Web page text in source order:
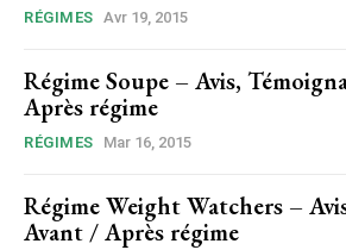
RÉGIMES Avr 19, 2015
Régime Soupe – Avis,
Après régime
RÉGIMES Mar 16, 2015
Régime Weight Watchers –
Avant / Après régime